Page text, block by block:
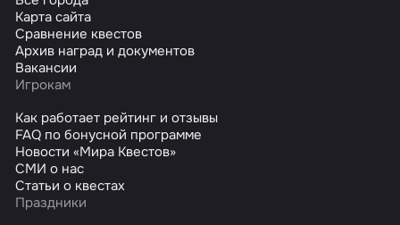
Карта сайта
Сравнение квестов
Архив наград и документов
Вакансии
Игрокам
Как работает рейтинг и отзывы
FAQ по бонусной программе
Новости «Мира Квестов»
СМИ о нас
Статьи о квестах
Праздники